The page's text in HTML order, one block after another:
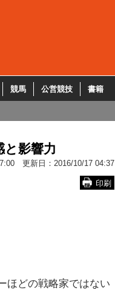
競馬 公営競技 書籍
と影響力
更新日： 2016/10/17 04:37
印刷
ほどの戦略家ではない